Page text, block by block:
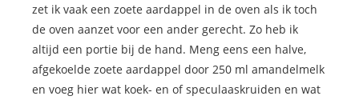
zet ik vaak een zoete aardappel in de oven als ik toch
de oven aanzet voor een ander gerecht. Zo heb ik
altijd een portie bij de hand. Meng eens een halve,
afgekoelde zoete aardappel door 250 ml amandelmelk
en voeg hier wat koek- en of speculaaskruiden en wat